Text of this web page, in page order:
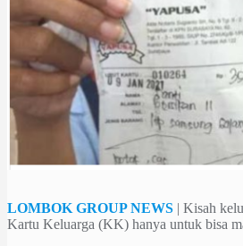
LOMBOK GROUP NEWS | Kisah
Kartu Keluarga (KK) hanya untuk bisa